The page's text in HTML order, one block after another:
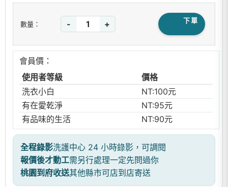
數量： - + 下單
會員價：
使用者等級
價格
洗衣小白
NT:100元
有在愛乾淨
NT:95元
有品味的生活
NT:90元
全程錄影洗護中心 24 小時錄影，可調閱
報價後才動工需另行處理一定先問過你
桃園到府收送其他縣市可店到店寄送